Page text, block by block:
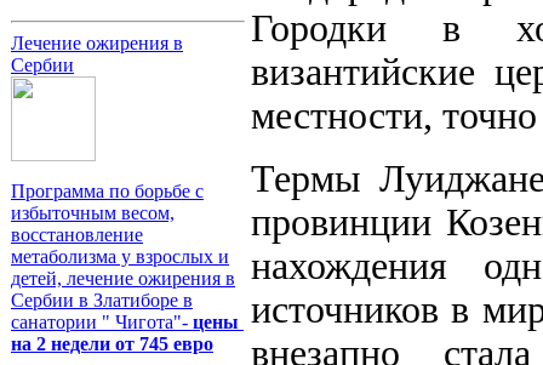
Лечение ожирения в
Сербии
Программа по борьбе с
избыточным весом,
восстановление
метаболизма у взрослых и
детей, лечение ожирения в
Сербии в Златиборе в
санатории " Чигота"- цены
на 2 недели от 745 евро
Городки в
византийские
местности,
Термы
провинции
нахождения
источников в
внезапно